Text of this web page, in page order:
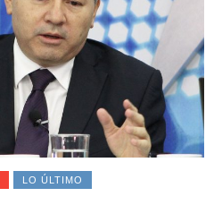
LO ÚLTIMO